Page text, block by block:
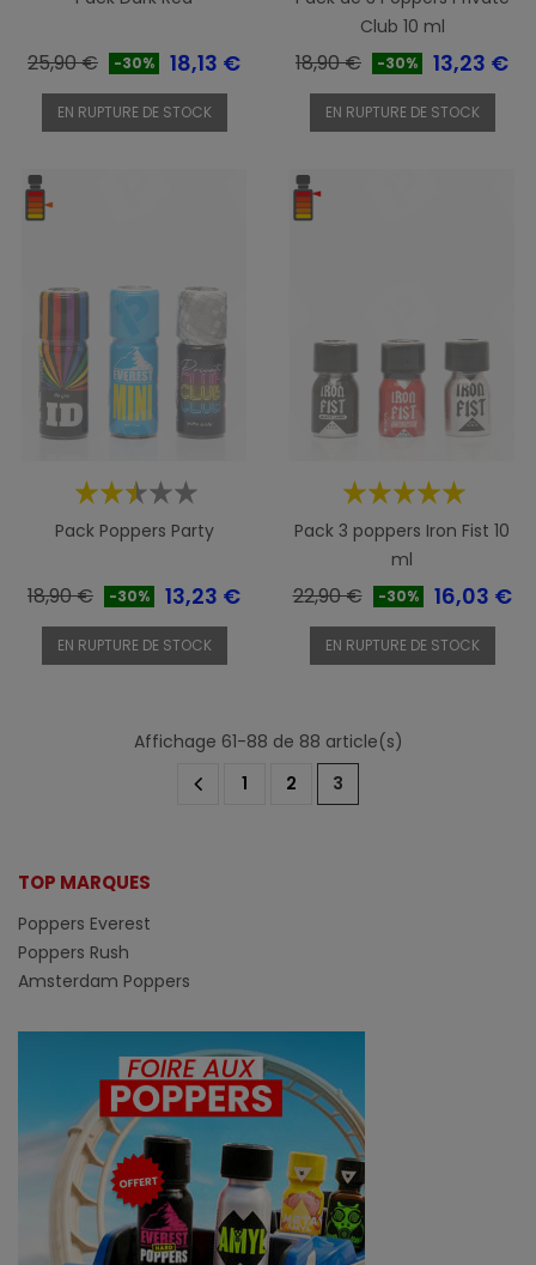
Prix
de
base
25,90 € -30% Prix
18,13 €
EN RUPTURE DE STOCK
Club 10 ml
Prix
de
base
18,90 € -30% Prix
13,23 €
EN RUPTURE DE STOCK
Pack Poppers Party
Prix
de
base
18,90 € -30% Prix
13,23 €
EN RUPTURE DE STOCK
Pack 3 poppers Iron Fist 10
ml
Prix
de
base
22,90 € -30% Prix
16,03 €
EN RUPTURE DE STOCK
Affichage 61-88 de 88 article(s)
1
2 3
TOP MARQUES
Poppers Everest
Poppers Rush
Amsterdam Poppers